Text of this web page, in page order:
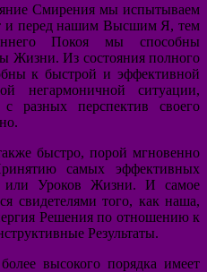
Смирения мы испытываем
и перед нашим Высшим Я, тем
Покоя мы способны
Жизни. Из состояния полного
к быстрой и эффективной
негармоничной ситуации,
разных перспектив своего
быстро, порой мгновенно
самых эффективных
или Уроков Жизни. И самое
свидетелями того, как наша,
Решения по отношению к
Результаты.
высокого порядка имеет